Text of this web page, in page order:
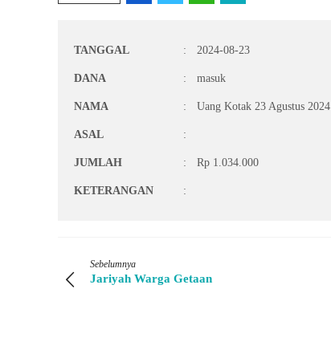
TANGGAL : 2024-08-23
DANA : masuk
NAMA : Uang Kotak 23 Agustus 2024
ASAL :
JUMLAH : Rp 1.034.000
KETERANGAN :
Sebelumnya
Jariyah Warga Getaan